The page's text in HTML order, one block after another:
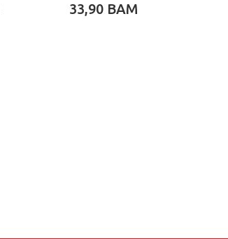
33,90 BAM